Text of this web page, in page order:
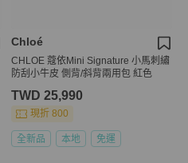
Chloé
CHLOE 蔻依Mini Signature 小馬刺繡
防刮小牛皮 側背/斜背兩用包 紅色
TWD 25,990
現折 800
全新品 本地 免運